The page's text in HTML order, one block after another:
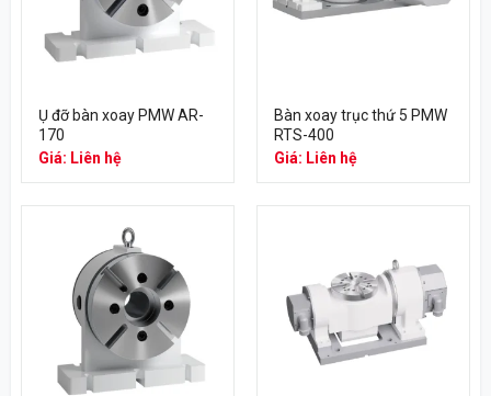
Ụ đỡ bàn xoay PMW AR-
170
Giá: Liên hệ
Bàn xoay trục thứ 5 PMW
RTS-400
Giá: Liên hệ